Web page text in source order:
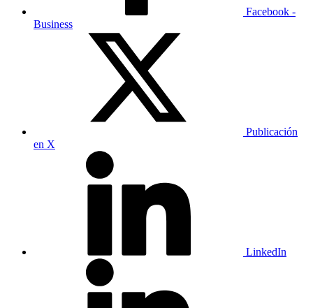
Facebook -
Business
Publicación
en X
LinkedIn